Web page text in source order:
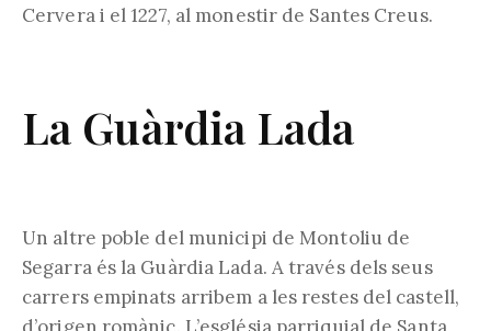
Cervera i el 1227, al monestir de Santes Creus.
La Guàrdia Lada
Un altre poble del municipi de Montoliu de
Segarra és la Guàrdia Lada. A través dels seus
carrers empinats arribem a les restes del castell,